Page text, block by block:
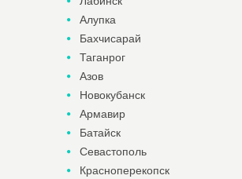
Алупка
Бахчисарай
Таганрог
Азов
Новокубанск
Армавир
Батайск
Севастополь
Красноперекопск